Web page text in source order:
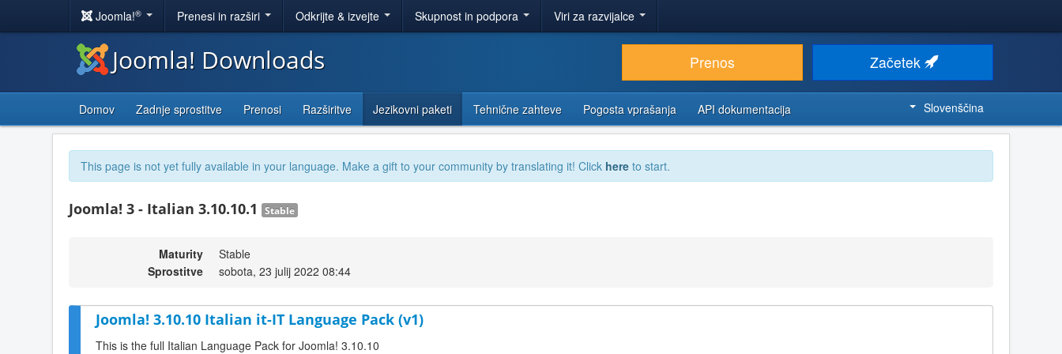
Joomla!® Prenesi in razširi Odkrijte & izvejte Skupnost in podpora Viri za razvijalce
Joomla! Downloads Prenos Začetek
Domov Zadnje sprostitve Prenosi Razširitve Jezikovni paketi Tehnične zahteve Pogosta vprašanja API dokumentacija Slovenščina
This page is not yet fully available in your language. Make a gift to your community by translating it! Click here to start.
Joomla! 3 - Italian 3.10.10.1 Stable
Maturity
Stable
Sprostitve
sobota, 23 julij 2022 08:44
Joomla! 3.10.10 Italian it-IT Language Pack (v1)
This is the full Italian Language Pack for Joomla! 3.10.10